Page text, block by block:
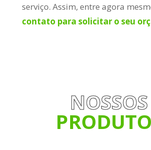
serviço. Assim, entre agora
contato para solicitar o seu
NOSSOS